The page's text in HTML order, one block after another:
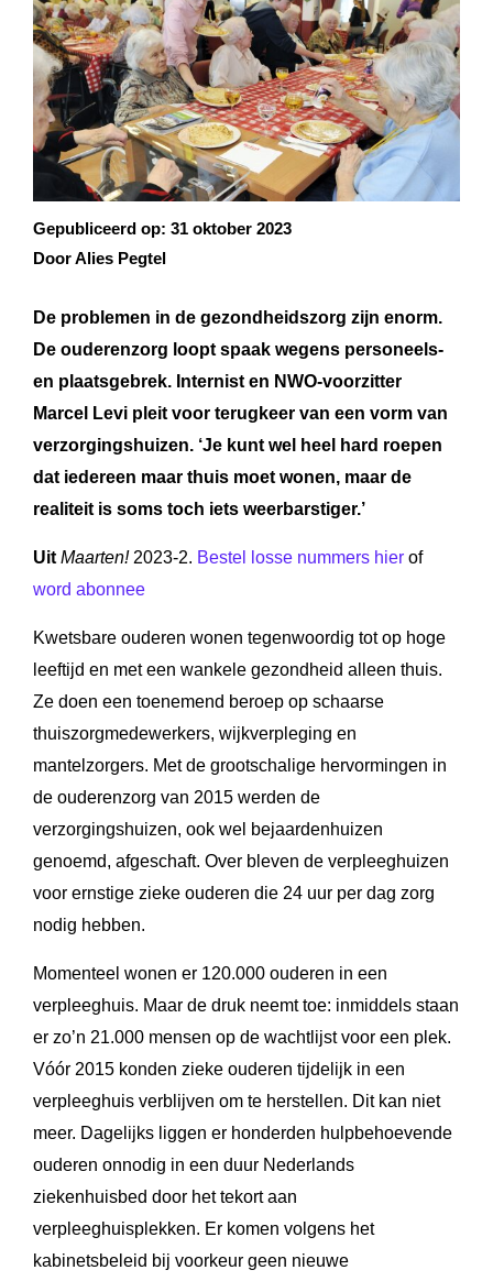
Gepubliceerd op: 31 oktober 2023
Door Alies Pegtel
De problemen in de gezondheidszorg zijn enorm.
De ouderenzorg loopt spaak wegens personeels-
en plaatsgebrek. Internist en NWO-voorzitter
Marcel Levi pleit voor terugkeer van een vorm van
verzorgingshuizen. ‘Je kunt wel heel hard roepen
dat iedereen maar thuis moet wonen, maar de
realiteit is soms toch iets weerbarstiger.’
Uit Maarten! 2023-2. Bestel losse nummers hier of
word abonnee
Kwetsbare ouderen wonen tegenwoordig tot op hoge
leeftijd en met een wankele gezondheid alleen thuis.
Ze doen een toenemend beroep op schaarse
thuiszorgmedewerkers, wijkverpleging en
mantelzorgers. Met de grootschalige hervormingen in
de ouderenzorg van 2015 werden de
verzorgingshuizen, ook wel bejaardenhuizen
genoemd, afgeschaft. Over bleven de verpleeghuizen
voor ernstige zieke ouderen die 24 uur per dag zorg
nodig hebben.
Momenteel wonen er 120.000 ouderen in een
verpleeghuis. Maar de druk neemt toe: inmiddels staan
er zo’n 21.000 mensen op de wachtlijst voor een plek.
Vóór 2015 konden zieke ouderen tijdelijk in een
verpleeghuis verblijven om te herstellen. Dit kan niet
meer. Dagelijks liggen er honderden hulpbehoevende
ouderen onnodig in een duur Nederlands
ziekenhuisbed door het tekort aan
verpleeghuisplekken. Er komen volgens het
kabinetsbeleid bij voorkeur geen nieuwe